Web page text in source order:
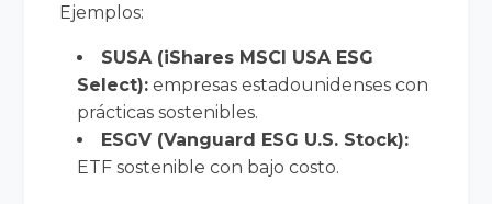
Ejemplos:
SUSA (iShares MSCI USA ESG
Select): empresas estadounidenses con
prácticas sostenibles.
ESGV (Vanguard ESG U.S. Stock):
ETF sostenible con bajo costo.